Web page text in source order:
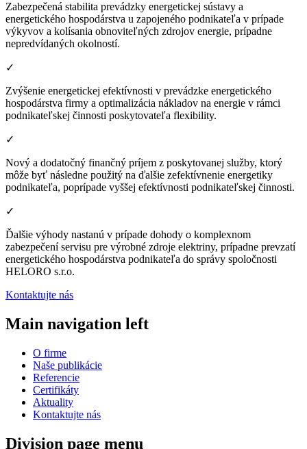
Zabezpečená stabilita prevádzky energetickej sústavy a
energetického hospodárstva u zapojeného podnikateľa v prípade
výkyvov a kolísania obnoviteľných zdrojov energie, prípadne
nepredvídaných okolností.
✓
Zvýšenie energetickej efektívnosti v prevádzke energetického
hospodárstva firmy a optimalizácia nákladov na energie v rámci
podnikateľskej činnosti poskytovateľa flexibility.
✓
Nový a dodatočný finančný príjem z poskytovanej služby, ktorý
môže byť následne použitý na ďalšie zefektívnenie energetiky
podnikateľa, poprípade vyššej efektívnosti podnikateľskej činnosti.
✓
Ďalšie výhody nastanú v prípade dohody o komplexnom
zabezpečení servisu pre výrobné zdroje elektriny, prípadne prevzatí
energetického hospodárstva podnikateľa do správy spoločnosti
HELORO s.r.o.
Kontaktujte nás
Main navigation left
O firme
Naše publikácie
Referencie
Certifikáty
Aktuality
Kontaktujte nás
Division page menu